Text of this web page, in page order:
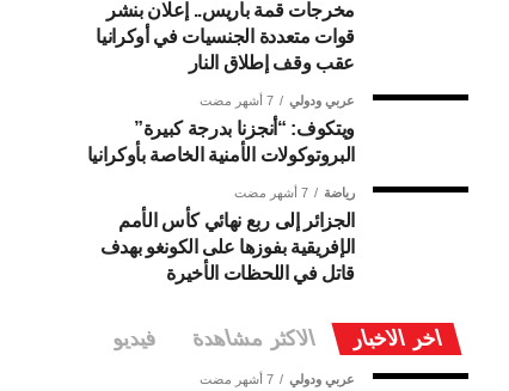
مخرجات قمة باريس.. إعلان بنشر
قوات متعددة الجنسيات في أوكرانيا
عقب وقف إطلاق النار
عربي ودولي 7 أشهر مضت
ويتكوف: “أنجزنا بدرجة كبيرة”
البروتوكولات الأمنية الخاصة بأوكرانيا
رياضة 7 أشهر مضت
الجزائر إلى ربع نهائي كأس الأمم
الإفريقية بفوزها على الكونغو بهدف
قاتل في اللحظات الأخيرة
اخر الاخبار الاكثر مشاهدة فيديو
عربي ودولي 7 أشهر مضت